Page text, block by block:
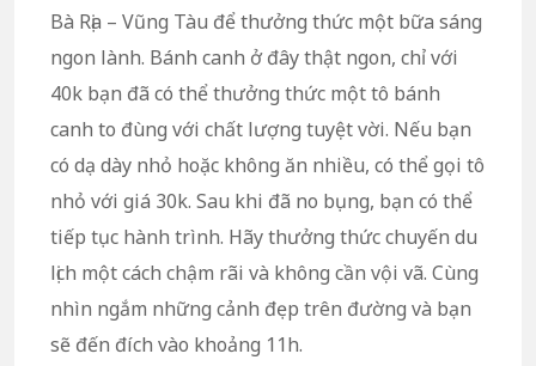
Bà Rịa – Vũng Tàu để thưởng thức một bữa sáng
ngon lành. Bánh canh ở đây thật ngon, chỉ với
40k bạn đã có thể thưởng thức một tô bánh
canh to đùng với chất lượng tuyệt vời. Nếu bạn
có dạ dày nhỏ hoặc không ăn nhiều, có thể gọi tô
nhỏ với giá 30k. Sau khi đã no bụng, bạn có thể
tiếp tục hành trình. Hãy thưởng thức chuyến du
lịch một cách chậm rãi và không cần vội vã. Cùng
nhìn ngắm những cảnh đẹp trên đường và bạn
sẽ đến đích vào khoảng 11h.